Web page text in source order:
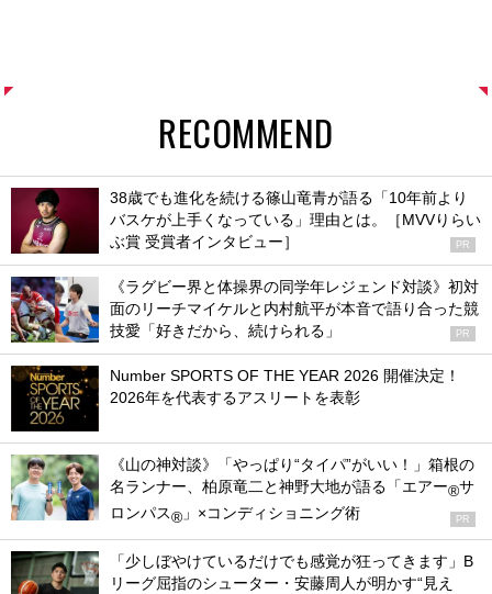
RECOMMEND
38歳でも進化を続ける篠山竜青が語る「10年前より
バスケが上手くなっている」理由とは。［MVVりらい
ぶ賞 受賞者インタビュー］
PR
《ラグビー界と体操界の同学年レジェンド対談》初対
面のリーチマイケルと内村航平が本音で語り合った競
技愛「好きだから、続けられる」
PR
Number SPORTS OF THE YEAR 2026 開催決定！
2026年を代表するアスリートを表彰
《山の神対談》「やっぱり“タイパ”がいい！」箱根の
名ランナー、柏原竜二と神野大地が語る「エアー®サ
ロンパス® 」×コンディショニング術 PR
「少しぼやけているだけでも感覚が狂ってきます」B
リーグ屈指のシューター・安藤周人が明かす“見え